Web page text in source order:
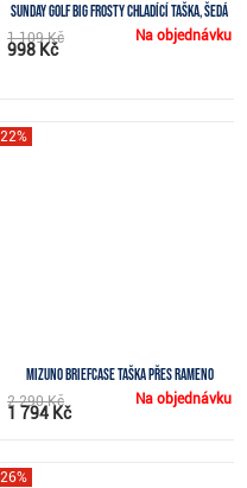
Sunday Golf Big Frosty chladící taška, šedá
Na objednávku
1 109 Kč
998 Kč
Mizuno Briefcase taška přes rameno
Na objednávku
2 290 Kč
1 794 Kč